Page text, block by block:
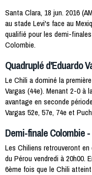
Santa Clara, 18 jun. 2016
au stade Levi's face au
qualifié pour les demi-
Colombie.
Quadruplé d'Eduardo
Le Chili a dominé la
Vargas (44e). Menant 2-0 à
avantage en seconde
Vargas 52e, 57e, 74e et
Demi-finale Colombie
Les Chiliens retrouveront
du Pérou vendredi à 20h00.
6ème fois que le Chili